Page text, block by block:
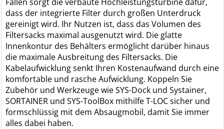
dass der integrierte Filter durch großen Unterdruck
gereinigt wird. Ihr Nutzen ist, dass das Volumen des
Filtersacks maximal ausgenutzt wird. Die glatte
Innenkontur des Behälters ermöglicht darüber hinaus
die maximale Ausbreitung des Filtersacks. Die
Kabelaufwicklung senkt Ihren Kostenaufwand durch eine
komfortable und rasche Aufwicklung. Koppeln Sie
Zubehör und Werkzeuge wie SYS-Dock und Systainer,
SORTAINER und SYS-ToolBox mithilfe T-LOC sicher und
formschlüssig mit dem Absaugmobil, damit Sie immer
alles dabei haben.